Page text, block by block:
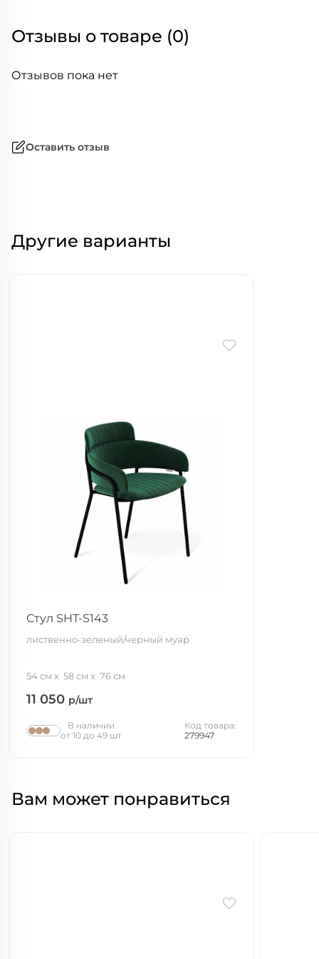
Отзывы о товаре (0)
Отзывов пока нет
Оставить отзыв
Другие варианты
Стул SHT-S143
лиственно-зеленый/черный муар
54 см 58 см 76 см
11 050 р/шт
В наличии
от 10 до 49 шт
Код товара:
279947
Вам может понравиться